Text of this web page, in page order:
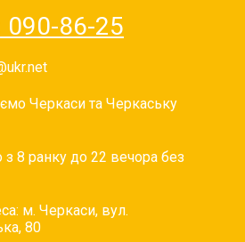
090-86-25
Черкаси та Черкаську
8 ранку до 22 вечора без
м. Черкаси, вул.
80